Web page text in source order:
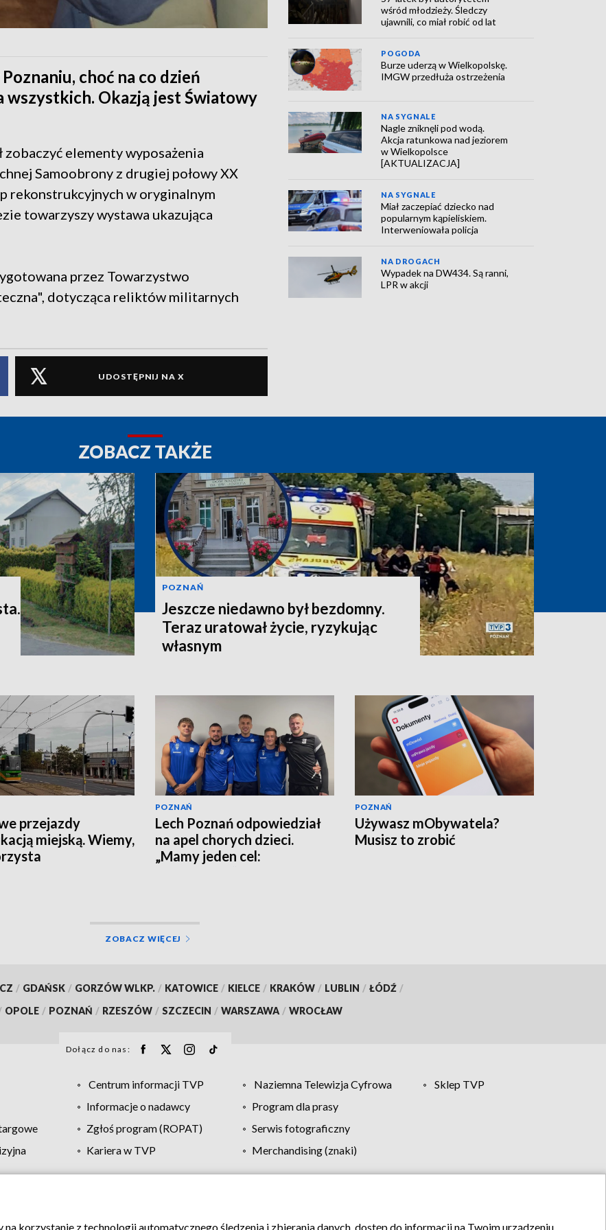
choć na co dzień
Okazją jest Światowy
elementy wyposażenia
Samoobrony z drugiej połowy XX
rekonstrukcyjnych w oryginalnym
towarzyszy wystawa ukazująca
przez Towarzystwo
dotycząca reliktów militarnych
UDOSTĘPNIJ NA X
wśród młodzieży. Śledczy
ujawnili, co miał robić od lat
POGODA
Burze uderzą w Wielkopolskę.
IMGW przedłuża ostrzeżenia
NA SYGNALE
Nagle zniknęli pod wodą.
Akcja ratunkowa nad jeziorem
w Wielkopolsce
[AKTUALIZACJA]
NA SYGNALE
Miał zaczepiać dziecko nad
popularnym kąpieliskiem.
Interweniowała policja
NA DROGACH
Wypadek na DW434. Są ranni,
LPR w akcji
ZOBACZ TAKŻE
POZNAŃ
Jeszcze niedawno był bezdomny.
Teraz uratował życie, ryzykując
własnym
przejazdy
miejską. Wiemy,
POZNAŃ
Lech Poznań odpowiedział
na apel chorych dzieci.
„Mamy jeden cel:
POZNAŃ
Używasz mObywatela?
Musisz to zrobić
ZOBACZ WIĘCEJ
/ GDAŃSK / GORZÓW WLKP. / KATOWICE / KIELCE / KRAKÓW / LUBLIN / ŁÓDŹ /
OPOLE / POZNAŃ / RZESZÓW / SZCZECIN / WARSZAWA / WROCŁAW
Dołącz do nas:
Centrum informacji TVP Naziemna Telewizja Cyfrowa
Sklep TVP
Informacje o nadawcy
Program dla prasy
Zgłoś program (ROPAT)
Serwis fotograficzny
Kariera w TVP
Merchandising (znaki)
prywatności Moje zgody Pomoc Biuro reklamy Kontakt
korzystanie z technologii automatycznego śledzenia i zbierania danych, dostęp do informacji na Twoim urządzeniu